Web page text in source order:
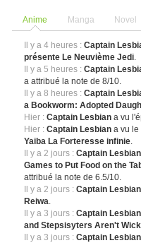
Anime Manga Novel
Il y a 4 heures : Captain
présente Le Neuvième Jedi.
Il y a 5 heures : Captain
a attribué la note de 8/10.
Il y a 8 heures : Captain
a Bookworm: Adopted
Hier : Captain Lesbian a vu
Hier : Captain Lesbian a vu le
Yaiba La Forteresse infinie.
Il y a 2 jours : Captain Lesbian
Games to Put Food on the
attribué la note de 6.5/10.
Il y a 2 jours : Captain Lesbian
Reiwa.
Il y a 3 jours : Captain Lesbian
and Stepsisyters Aren't
Il y a 3 jours : Captain Lesbian